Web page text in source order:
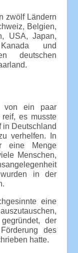
zwölf Ländern
Belgien,
USA, Japan,
und
deutschen
von ein paar
es musste
in Deutschland
verhelfen. In
eine Menge
Menschen,
in der
eine
der
des
hatte.